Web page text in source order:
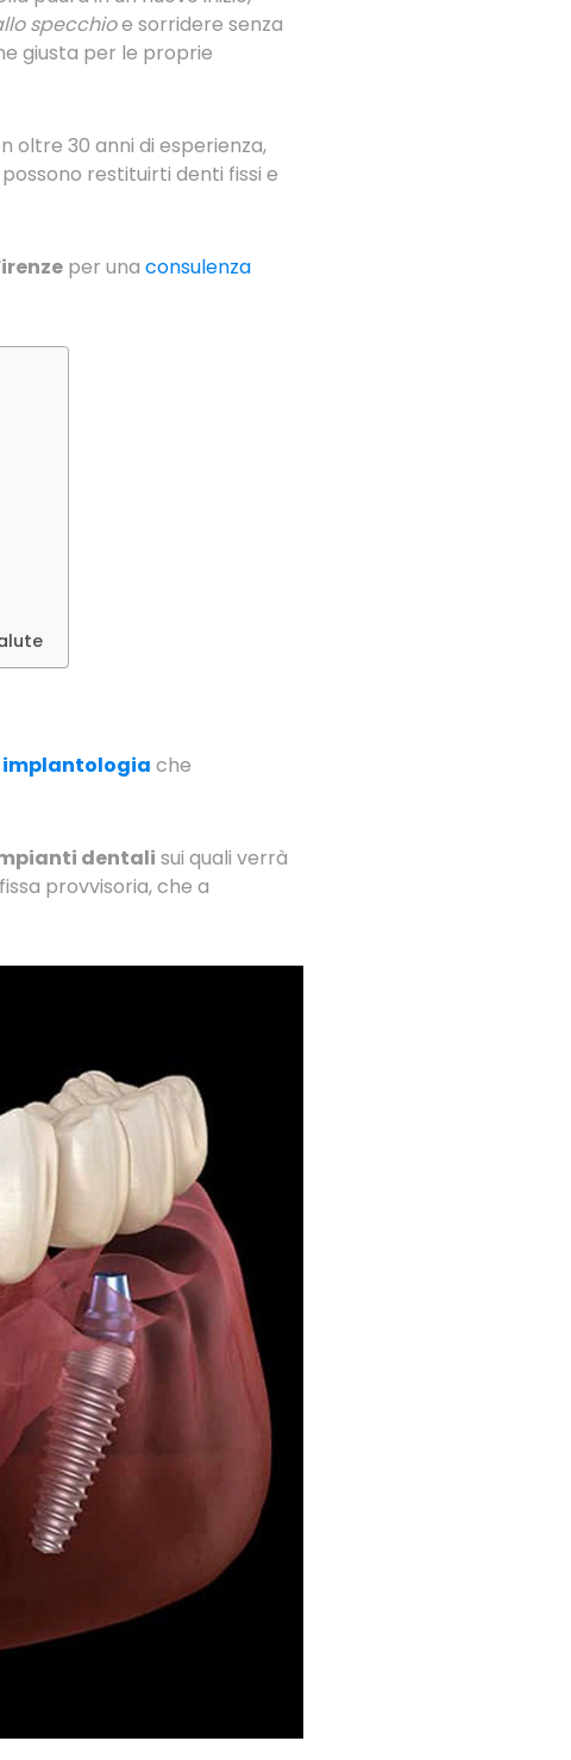
specchioe sorridere senza
giusta per le proprie
oltre 30 anni di esperienza,
restituirti denti fissi e
per una consulenza
implantologia che
dentali sui quali verrà
provvisoria, che a